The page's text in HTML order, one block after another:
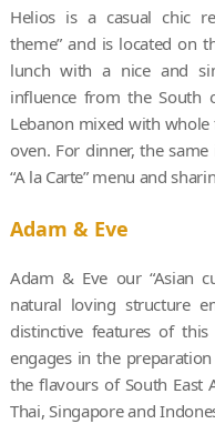
Helios is a casual chic
theme” and is located on
lunch with a nice and
influence from the South
Lebanon mixed with
oven. For dinner, the
“A la Carte” menu and
Adam & Eve
Adam & Eve our “Asian
natural loving structure
distinctive features of
engages in the
the flavours of South East
Thai, Singapore and